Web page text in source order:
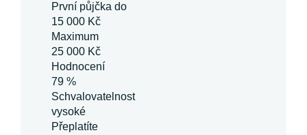
První půjčka do
15 000 Kč
Maximum
25 000 Kč
Hodnocení
79 %
Schvalovatelnost
vysoké
Přeplatíte